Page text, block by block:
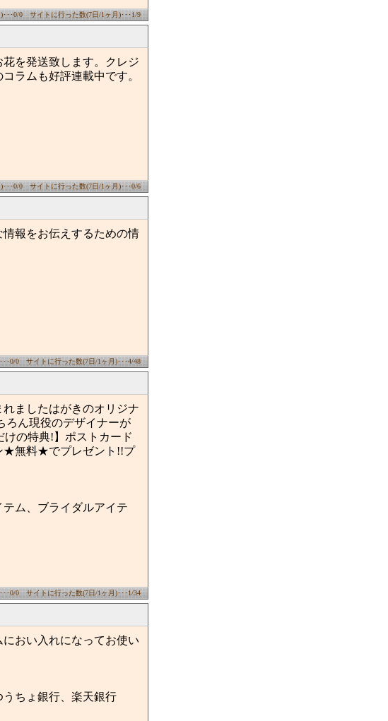
･･･0/0 サイトに行った数(7日/1ヶ月)･･･1/9
を発送致します。クレジ
ラムも好評連載中です。
･･･0/0 サイトに行った数(7日/1ヶ月)･･･0/6
報をお伝えするための情
･･0/0 サイトに行った数(7日/1ヶ月)･･･4/48
ましたはがきのオリジナ
ん現役のデザイナーが
の特典!】ポストカード
★無料★でプレゼント!!プ
ム、ブライダルアイテ
･･0/0 サイトに行った数(7日/1ヶ月)･･･1/34
おい入れになってお使い
ちょ銀行、楽天銀行